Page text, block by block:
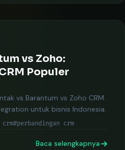
vs Zoho:
Populer
vs Barantum vs Zoho CRM.
untuk bisnis Indonesia.
crm#perbandingan crm
Baca selengkapnya